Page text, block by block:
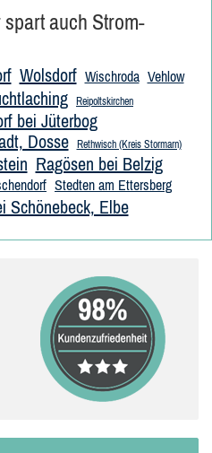
auch Strom-
Wolsdorf Wischroda Vehlow
Reipoltskirchen
bei Jüterbog
Dosse
Rethwisch (Kreis Stormarn)
Ragösen bei Belzig
Stedten am Ettersberg
Schönebeck, Elbe